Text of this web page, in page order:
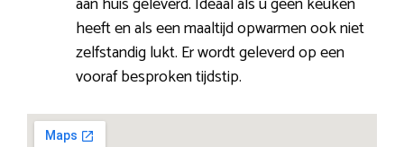
heeft en als een maaltijd opwarmen ook niet
zelfstandig lukt. Er wordt geleverd op een
vooraf besproken tijdstip.